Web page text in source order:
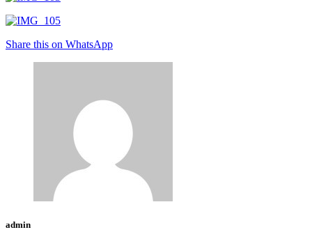
Share this on WhatsApp
admin